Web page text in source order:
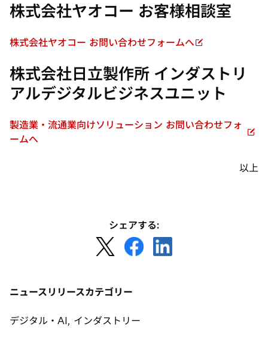
ブ
で
開
く
株式会社ヤオコー お客様相談室
株式会社ヤオコー お問い合わせフォームへ
新
い
タ
で
株式会社日立製作所 インダストリ
アルデジタルビジネスユニット
製造業・流通業向けソリューション お問い合わせフォ
ームへ
新
以上
シェアする:
し
タ
で
新
し
ニュースリリースカテゴリー
デジタル・AI, インダストリー